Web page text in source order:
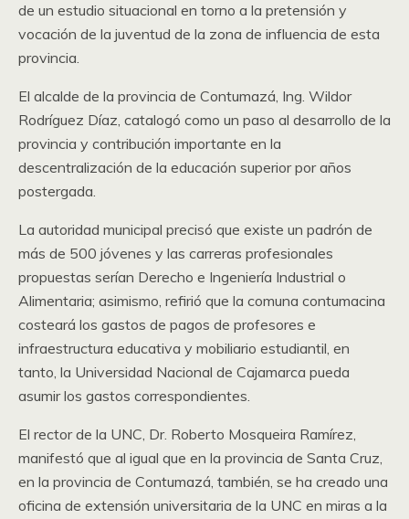
de un estudio situacional en torno a la pretensión y
vocación de la juventud de la zona de influencia de esta
provincia.
El alcalde de la provincia de Contumazá, Ing. Wildor
Rodríguez Díaz, catalogó como un paso al desarrollo de la
provincia y contribución importante en la
descentralización de la educación superior por años
postergada.
La autoridad municipal precisó que existe un padrón de
más de 500 jóvenes y las carreras profesionales
propuestas serían Derecho e Ingeniería Industrial o
Alimentaria; asimismo, refirió que la comuna contumacina
costeará los gastos de pagos de profesores e
infraestructura educativa y mobiliario estudiantil, en
tanto, la Universidad Nacional de Cajamarca pueda
asumir los gastos correspondientes.
El rector de la UNC, Dr. Roberto Mosqueira Ramírez,
manifestó que al igual que en la provincia de Santa Cruz,
en la provincia de Contumazá, también, se ha creado una
oficina de extensión universitaria de la UNC en miras a la